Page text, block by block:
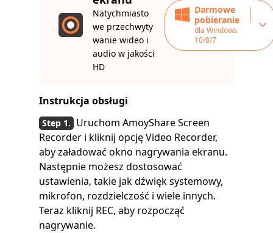
Natychmiasto
we przechwyty
wanie wideo i
audio w jakości
HD
Darmowe
pobieranie
dla Windows
10/8/7
Instrukcja obsługi
Uruchom AmoyShare Screen
Recorder i kliknij opcję Video Recorder,
aby załadować okno nagrywania ekranu.
Następnie możesz dostosować
ustawienia, takie jak dźwięk systemowy,
mikrofon, rozdzielczość i wiele innych.
Teraz kliknij REC, aby rozpocząć
nagrywanie.